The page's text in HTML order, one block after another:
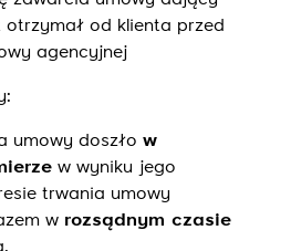
otrzymał od klienta przed
agencyjnej
umowy doszło w
w wyniku jego
trwania umowy
w rozsądnym czasie